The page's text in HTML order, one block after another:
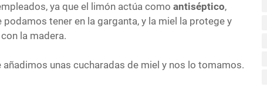
ya que el limón actúa como antiséptico,
podamos tener en la garganta, y la miel la protege y
la madera.
unas cucharadas de miel y nos lo tomamos.